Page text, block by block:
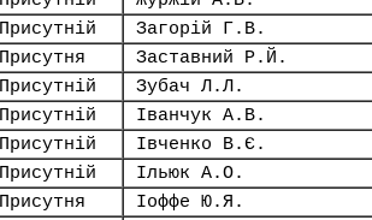
Присутній Загорій Г.В.
Присутня Заставний Р.Й.
Присутній Зубач Л.Л.
Присутній Іванчук А.В.
Присутній Івченко В.Є.
Присутній Ільюк А.О.
Присутня Іоффе Ю.Я.